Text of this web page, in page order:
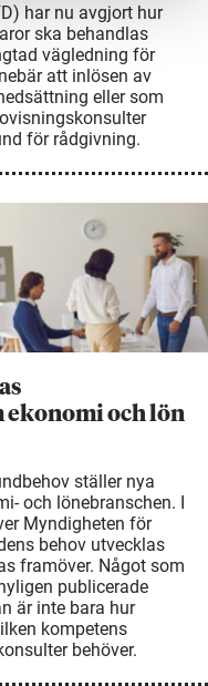
har nu avgjort hur
ska behandlas
vägledning för
att inlösen av
eller som
för rådgivning.
ekonomi och lön
ställer nya
och lönebranschen. I
Myndigheten för
behov utvecklas
framöver. Något som
publicerade
är inte bara hur
kompetens
behöver.